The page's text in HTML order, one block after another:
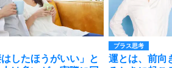
はしたほうがいい」と
プラス思考
運とは、前向